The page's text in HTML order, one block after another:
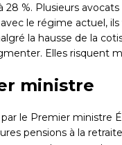
28 %. Plusieurs
le régime actuel,
la hausse de la
Elles risquent
ministre
le Premier ministre
pensions à la